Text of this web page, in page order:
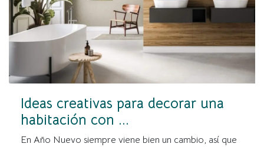
Ideas creativas para decorar una
habitación con ...
En Año Nuevo siempre viene bien un cambio, así que